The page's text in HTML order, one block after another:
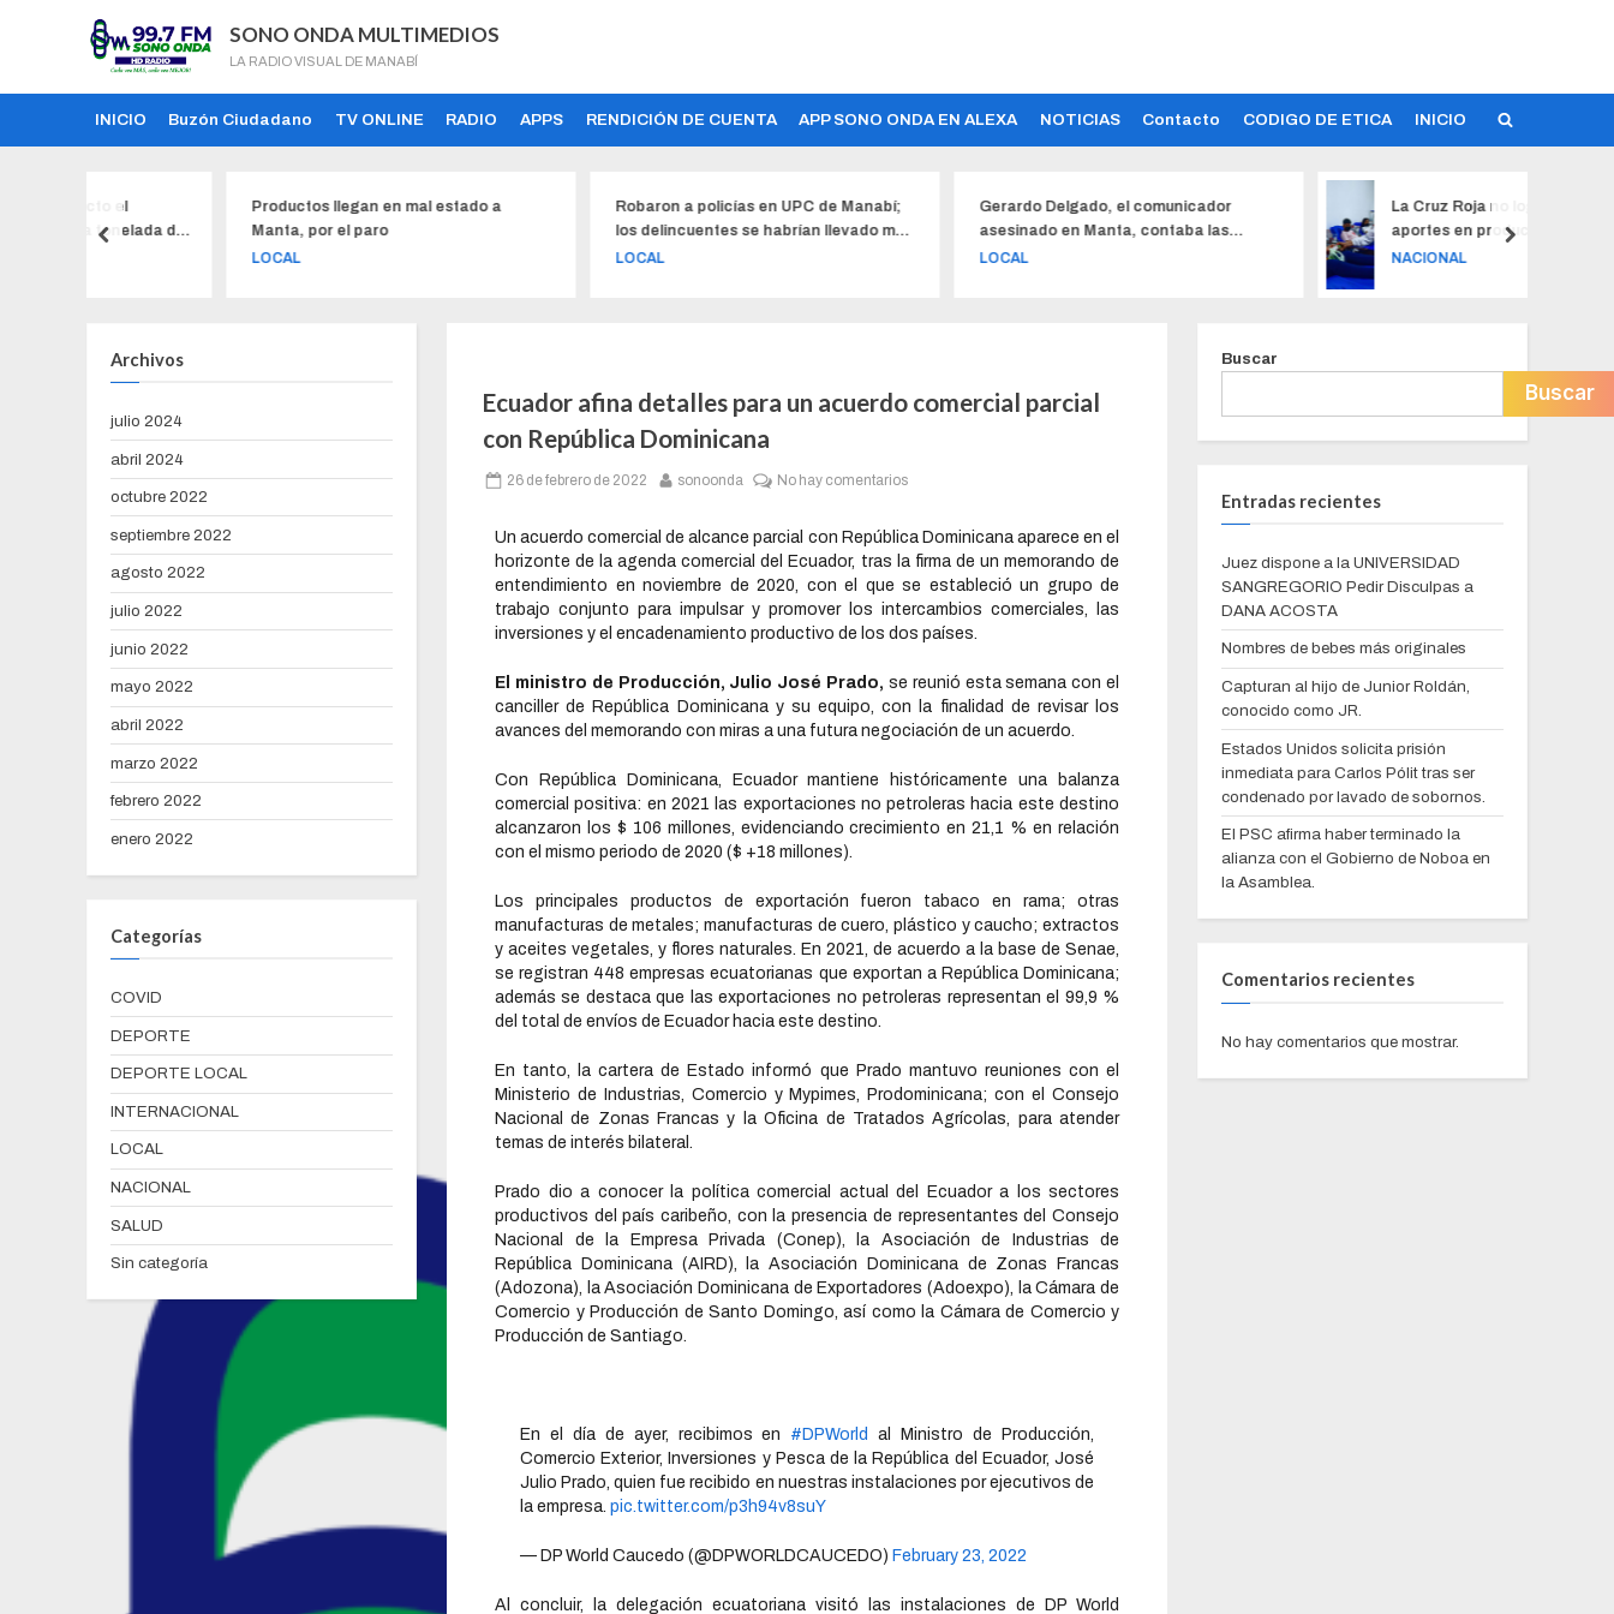
SONO ONDA MULTIMEDIOS
LA RADIO VISUAL DE MANABÍ
INICIO Buzón Ciudadano TV ONLINE RADIO APPS RENDICIÓN DE CUENTA APP SONO ONDA EN ALEXA NOTICIAS Contacto CODIGO DE ETICA INICIO
Productos llegan en mal estado a
Manta, por el paro
Robaron a policías en UPC de Manabí;
los delincuentes se habrían llevado más
de una decena de armas
Gerardo Delgado, el comunicador
asesinado en Manta, contaba las
historias barriales y su popularidad lo
La Cruz Roja no logra subir sus
aportes en productos sanguíneos
NACIONAL
Ecuador afina detalles para un acuerdo comercial parcial
con República Dominicana
26 de febrero de 2022 sonoonda No hay comentarios
Un acuerdo comercial de alcance parcial con República Dominicana aparece en el
horizonte de la agenda comercial del Ecuador, tras la firma de un memorando de
entendimiento en noviembre de 2020, con el que se estableció un grupo de
trabajo conjunto para impulsar y promover los intercambios comerciales, las
inversiones y el encadenamiento productivo de los dos países.
El ministro de Producción, Julio José Prado, se reunió esta semana con el
canciller de República Dominicana y su equipo, con la finalidad de revisar los
avances del memorando con miras a una futura negociación de un acuerdo.
Con República Dominicana, Ecuador mantiene históricamente una balanza
comercial positiva: en 2021 las exportaciones no petroleras hacia este destino
alcanzaron los $ 106 millones, evidenciando crecimiento en 21,1 % en relación
con el mismo periodo de 2020 ($ +18 millones).
Los principales productos de exportación fueron tabaco en rama; otras
manufacturas de metales; manufacturas de cuero, plástico y caucho; extractos
y aceites vegetales, y flores naturales. En 2021, de acuerdo a la base de Senae,
se registran 448 empresas ecuatorianas que exportan a República Dominicana;
además se destaca que las exportaciones no petroleras representan el 99,9 %
del total de envíos de Ecuador hacia este destino.
En tanto, la cartera de Estado informó que Prado mantuvo reuniones con el
Ministerio de Industrias, Comercio y Mypimes, Prodominicana; con el Consejo
Nacional de Zonas Francas y la Oficina de Tratados Agrícolas, para atender
temas de interés bilateral.
Prado dio a conocer la política comercial actual del Ecuador a los sectores
productivos del país caribeño, con la presencia de representantes del Consejo
Nacional de la Empresa Privada (Conep), la Asociación de Industrias de
República Dominicana (AIRD), la Asociación Dominicana de Zonas Francas
(Adozona), la Asociación Dominicana de Exportadores (Adoexpo), la Cámara de
Comercio y Producción de Santo Domingo, así como la Cámara de Comercio y
Producción de Santiago.
En el día de ayer, recibimos en #DPWorld
al Ministro de Producción,
Comercio Exterior, Inversiones y Pesca de la República del Ecuador, José
Julio Prado, quien fue recibido en nuestras instalaciones por ejecutivos de
la empresa. pic.twitter.com/p3h94v8suY
— DP World Caucedo (@DPWORLDCAUCEDO) February 23, 2022
Al concluir, la delegación ecuatoriana visitó las instalaciones de DP World
Archivos
julio 2024
abril 2024
octubre 2022
septiembre 2022
agosto 2022
julio 2022
junio 2022
mayo 2022
abril 2022
marzo 2022
febrero 2022
enero 2022
Categorías
COVID
DEPORTE
DEPORTE LOCAL
INTERNACIONAL
LOCAL
NACIONAL
SALUD
Sin categoría
Buscar
Buscar
Entradas recientes
Juez dispone a la UNIVERSIDAD
SANGREGORIO Pedir Disculpas a
DANA ACOSTA
Nombres de bebes más originales
Capturan al hijo de Junior Roldán,
conocido como JR.
Estados Unidos solicita prisión
inmediata para Carlos Pólit tras ser
condenado por lavado de sobornos.
El PSC afirma haber terminado la
alianza con el Gobierno de Noboa en
la Asamblea.
Comentarios recientes
No hay comentarios que mostrar.